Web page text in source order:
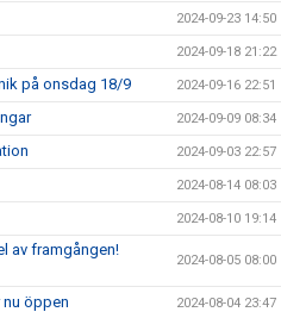
2024-09-23 14:50
2024-09-18 21:22
på onsdag 18/9 2024-09-16 22:51
2024-09-09 08:34
2024-09-03 22:57
2024-08-14 08:03
2024-08-10 19:14
av framgången!
2024-08-05 08:00
nu öppen 2024-08-04 23:47